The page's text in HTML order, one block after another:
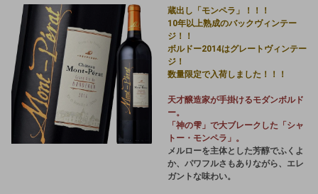
蔵出し「モンペラ」！！！
10年以上熟成のバックヴィンテー
ジ！！
ボルドー2014はグレートヴィンテー
ジ！
数量限定で入荷しました！！！
天才醸造家が手掛けるモダンボルド
ー。
「神の雫」で大ブレークした「シャ
トー・モンペラ」。
メルローを主体とした芳醇でふくよ
か、パワフルさもありながら、エレ
ガントな味わい。